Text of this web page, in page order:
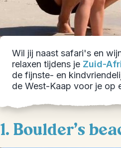
Wil jij naast safari's en
relaxen tijdens je Zuid-
de fijnste- en
de West-Kaap voor je op
1. Boulder's